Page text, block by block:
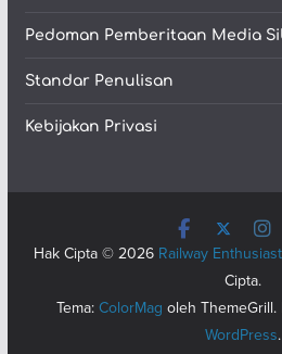
Pedoman Pemberitaan Media
Standar Penulisan
Kebijakan Privasi
Hak Cipta © 2026 Railway
Cipta.
Tema:ColorMag oleh
WordPress.